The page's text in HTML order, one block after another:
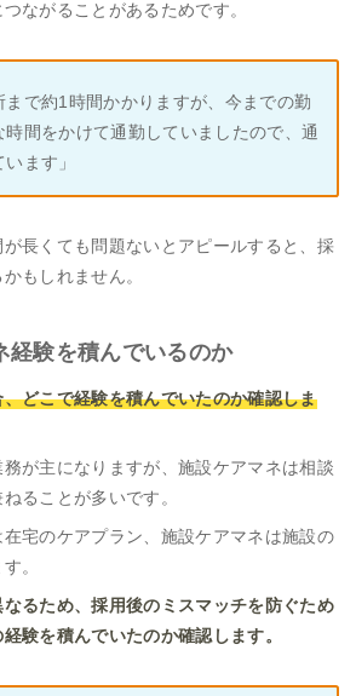
ながることがあるためです。
まで約1時間かかりますが、今までの勤
間をかけて通勤していましたので、通
ます」
長くても問題ないとアピールすると、採
もしれません。
経験を積んでいるのか
どこで経験を積んでいたのか確認しま
が主になりますが、施設ケアマネは相談
ることが多いです。
宅のケアプラン、施設ケアマネは施設の
。
るため、採用後のミスマッチを防ぐため
験を積んでいたのか確認します。